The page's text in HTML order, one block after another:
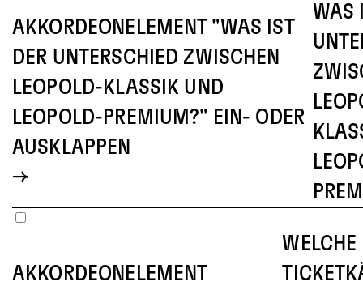
WAS
AKKORDEONELEMENT "WAS IST
DER UNTERSCHIED ZWISCHEN
LEOPOLD-KLASSIK UND
LEOPOLD-PREMIUM?" EIN- ODER
AUSKLAPPEN
WELCHE
AKKORDEONELEMENT